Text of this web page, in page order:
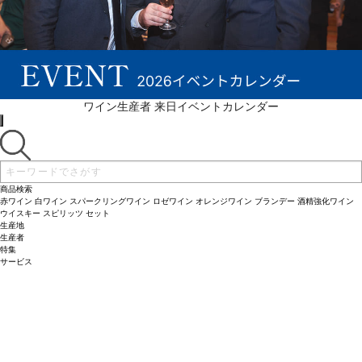
ワイン生産者 来日イベントカレンダー
商品検索
赤ワイン 白ワイン スパークリングワイン ロゼワイン オレンジワイン ブランデー 酒精強化ワイン
ウイスキー スピリッツ セット
生産地
生産者
特集
サービス